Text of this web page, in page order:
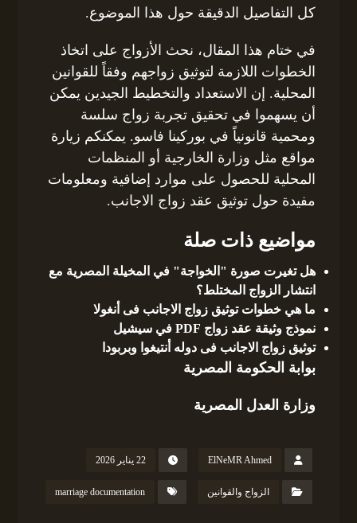
كل التفاصيل الدقيقة حول هذا الموضوع.
في ختام هذا المقال، نحث الأزواج على اتخاذ
الخطوات اللازمة لتوثيق زواجهم وفقاً للقوانين
المحلية. إن الاستعداد والتخطيط الجيدين يمكن
أن يسهموا في تحقيق تجربة زواج سلسة
ومحمية قانونياً في بوركينا فاسو. يمكنكم زيارة
مواقع مثل وزارة الخارجية أو المنظمات
المحلية للحصول على موارد إضافية ومعلومات
مفيدة حول توثيق عقد زواج الاجانب.
مواضيع ذات صلة
هل تغيرت صورة "الخواجة" في المخيلة المصرية مع
انتشار الزواج المختلط؟
ما هي خطوات توثيق زواج الاجانب فى أنغولا
نموذج وثيقة عقد زواج PDF في سيشيل
توثيق زواج الاجانب فى دوله أنتيغوا وبربودا
بوابة الحكومة المصرية
وزارة العدل المصرية
ElNeMR Ahmed 22 يناير 2026
الزواج والقوانين marriage documentation